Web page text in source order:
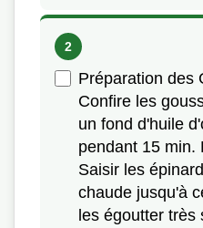
Préparation des
Confire les
un fond d'huile
pendant 15 min.
Saisir les
chaude jusqu'à
les égoutter